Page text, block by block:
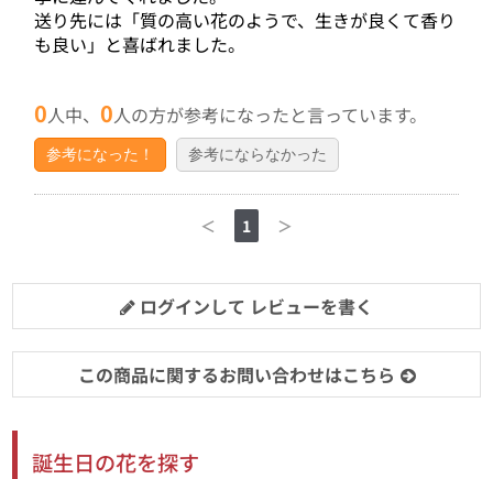
送り先には「質の高い花のようで、生きが良くて香り
も良い」と喜ばれました。
0人中、0人の方が参考になったと言っています。
参考になった！ 参考にならなかった
＜ 1 ＞
ログインして レビューを書く
この商品に関するお問い合わせはこちら
誕生日の花を探す